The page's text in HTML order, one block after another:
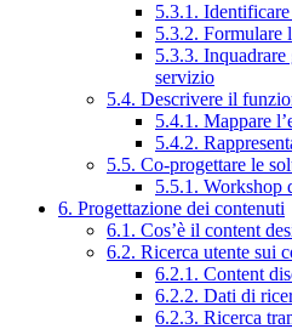
5.3.1.
5.3.2. Formulare
5.3.3.
servizio
5.4. Descrivere il
5.4.1. Mappare
5.4.2.
5.5. Co-progettare le
5.5.1. Workshop
6. Progettazione dei contenuti
6.1. Cos’è il content
6.2. Ricerca utente sui
6.2.1. Content
6.2.2. Dati di
6.2.3. Ricerca